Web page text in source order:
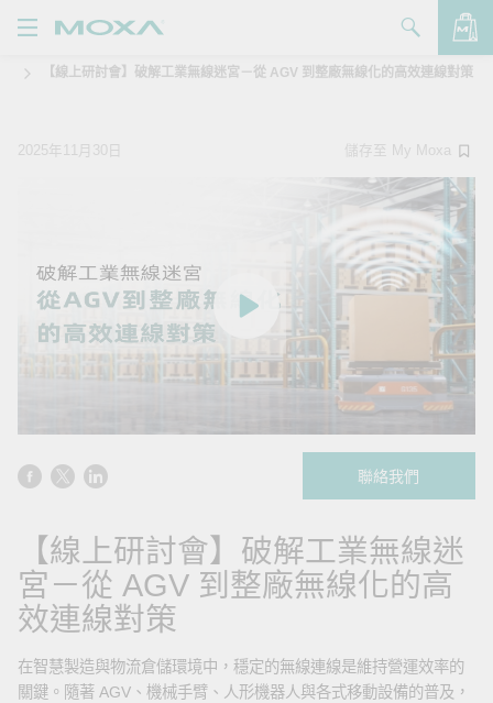
品
於我們
絡我們
【線上研討會】破解工業無線迷宮－從 AGV 到整廠無線化的高效連線對策
2025年11月30日 儲存至 My Moxa
聯絡我們
【線上研討會】破解工業無線迷
宮－從 AGV 到整廠無線化的高
效連線對策
在智慧製造與物流倉儲環境中，穩定的無線連線是維持營運效率的
關鍵。隨著 AGV、機械手臂、人形機器人與各式移動設備的普及，